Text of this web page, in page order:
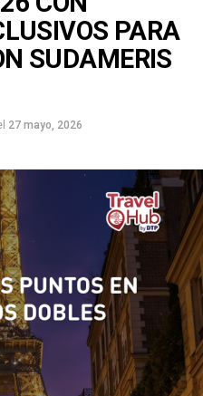
PARA
SUDAMERIS
27 mayo, 2026